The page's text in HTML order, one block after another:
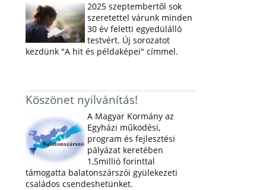
2025 szeptembertől sok
szeretettel várunk minden
30 év feletti egyedülálló
testvért. Új sorozatot
kezdünk "A hit és példaképei" címmel.
Köszönet nyilvánítás!
A Magyar Kormány az
Egyházi működési,
program és fejlesztési
pályázat keretében
1,5millió forinttal
támogatta balatonszárszói gyülekezeti
családos csendeshetünket.